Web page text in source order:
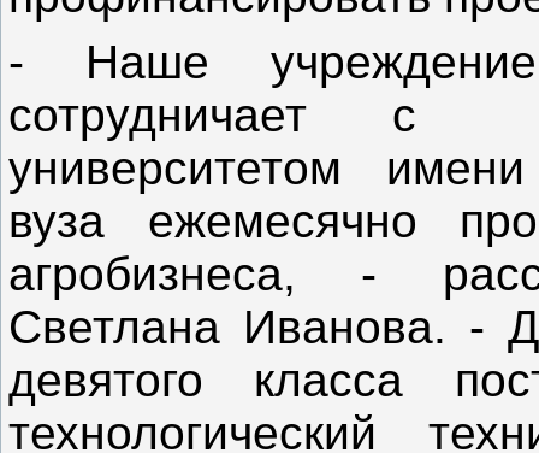
- Наше
сотрудничает с
университетом
вуза ежемесячно
агробизнеса, -
Светлана Иванова. -
девятого класса
технологический